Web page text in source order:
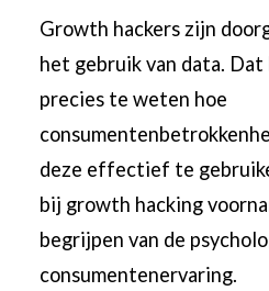
Growth hackers zijn
het gebruik van data.
precies te weten hoe
deze effectief te
bij growth hacking
begrijpen van de
consumentenervaring.